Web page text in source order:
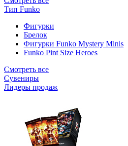
Тип Funko
Фигурки
Брелок
Фигурки Funko Mystery Minis
Funko Pint Size Heroes
Смотреть все
Сувениры
Лидеры продаж